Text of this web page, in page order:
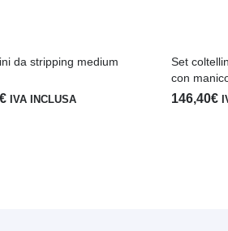
da stripping medium
IVA INCLUSA
Set
con
146,40€